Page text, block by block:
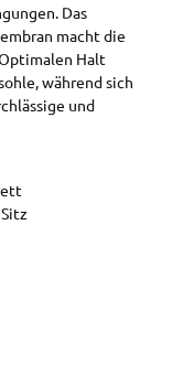
Das
macht die
Halt
während sich
und